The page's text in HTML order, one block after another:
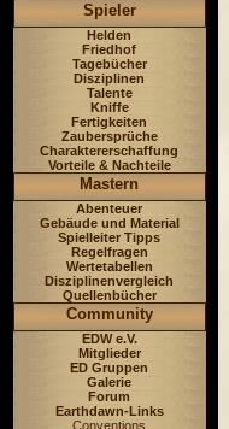
Spieler
Helden
Friedhof
Tagebücher
Disziplinen
Talente
Kniffe
Fertigkeiten
Zaubersprüche
Charaktererschaffung
Vorteile & Nachteile
Mastern
Abenteuer
Gebäude und Material
Spielleiter Tipps
Regelfragen
Wertetabellen
Disziplinenvergleich
Quellenbücher
Community
EDW e.V.
Mitglieder
ED Gruppen
Galerie
Forum
Earthdawn-Links
Conventions